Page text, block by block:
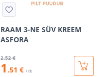
RAAM 3-NE SÜV KREEM
ASFORA
2.52 €
1 .51 € / tk